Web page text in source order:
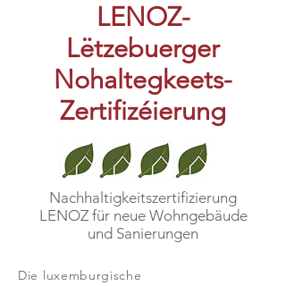
LENOZ-
Lëtzebuerger
Nohaltegkeets-
Zertifizéierung
Nachhaltigkeitszertifizierung
LENOZ für neue Wohngebäude
und Sanierungen
Die luxemburgische